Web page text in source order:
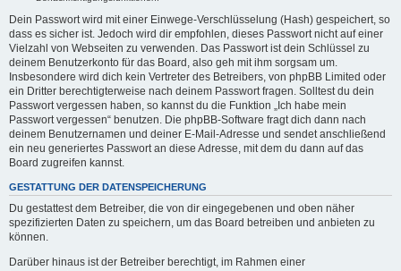
Dein Passwort wird mit einer Einwege-Verschlüsselung (Hash) gespeichert, so
dass es sicher ist. Jedoch wird dir empfohlen, dieses Passwort nicht auf einer
Vielzahl von Webseiten zu verwenden. Das Passwort ist dein Schlüssel zu
deinem Benutzerkonto für das Board, also geh mit ihm sorgsam um.
Insbesondere wird dich kein Vertreter des Betreibers, von phpBB Limited oder
ein Dritter berechtigterweise nach deinem Passwort fragen. Solltest du dein
Passwort vergessen haben, so kannst du die Funktion „Ich habe mein
Passwort vergessen“ benutzen. Die phpBB-Software fragt dich dann nach
deinem Benutzernamen und deiner E-Mail-Adresse und sendet anschließend
ein neu generiertes Passwort an diese Adresse, mit dem du dann auf das
Board zugreifen kannst.
GESTATTUNG DER DATENSPEICHERUNG
Du gestattest dem Betreiber, die von dir eingegebenen und oben näher
spezifizierten Daten zu speichern, um das Board betreiben und anbieten zu
können.
Darüber hinaus ist der Betreiber berechtigt, im Rahmen einer